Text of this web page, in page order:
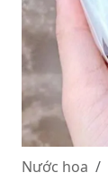
Nước hoa